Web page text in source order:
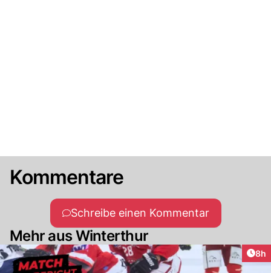
Kommentare
Schreibe einen Kommentar
Mehr aus Winterthur
8h